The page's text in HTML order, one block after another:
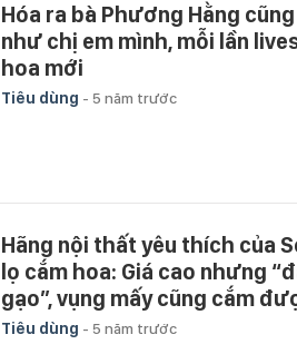
Hóa ra bà Phương Hằng
như chị em mình, mỗi lần
hoa mới
Tiêu dùng - 5 năm trước
Hãng nội thất yêu thích của
lọ cắm hoa: Giá cao nhưng
gạo”, vụng mấy cũng cắm
Tiêu dùng - 5 năm trước